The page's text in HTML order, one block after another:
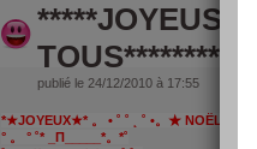
TOUS********
publié le 24/12/2010 à 17:55
*★JOYEUX★* 。 • ˚ ˚ ˛ ˚ •。★ NOËL ★ 。*
° 。 ° ˚* _Π_____*。*˚